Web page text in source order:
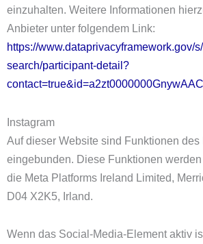
einzuhalten. Weitere Informationen
Anbieter unter folgendem Link:
https://www.dataprivacyframework.gov/
search/participant-detail?
Instagram
Auf dieser Website sind Funktionen
eingebunden. Diese Funktionen
die Meta Platforms Ireland Limited,
D04 X2K5, Irland.
Wenn das Social-Media-Element aktiv